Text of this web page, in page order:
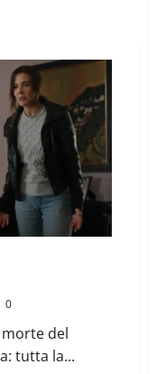
0
del
tutta la...